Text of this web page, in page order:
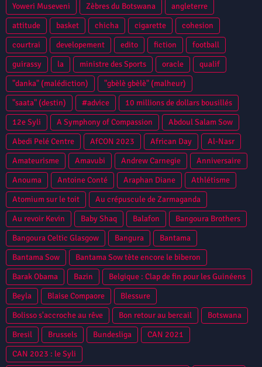
Yoweri Museveni
Zèbres du Botswana
angleterre
attitude
basket chicha cigarette
cohesion
courtrai
developement edito fiction
football
guirassy
la ministre des Sports oracle
qualif
"danka" (malédiction)
"gbèlè gbèlè" (malheur)
"saata" (destin)
#advice
10 millions de dollars bousillés
12e Syli
A Symphony of Compassion
Abdoul Salam Sow
Abedi Pelé Centre
AfCON 2023 African Day
Al-Nasr
Amateurisme
Amavubi Andrew Carnegie
Anniversaire
Anouma
Antoine Conté Araphan Diane
Athlétisme
Atomium sur le toit
Au crépuscule de Zarmaganda
Au revoir Kevin
Baby Shaq Balafon
Bangoura Brothers
Bangoura Celtic Glasgow
Bangura
Bantama
Bantama Sow
Bantama Sow tète encore le biberon
Barak Obama
Bazin
Belgique : Clap de fin pour les Guinéens
Beyla
Blaise Compaore
Blessure
Bolisso s'accroche au rêve
Bon retour au bercail
Botswana
Bresil
Brussels Bundesliga
CAN 2021
CAN 2023 : le Syli